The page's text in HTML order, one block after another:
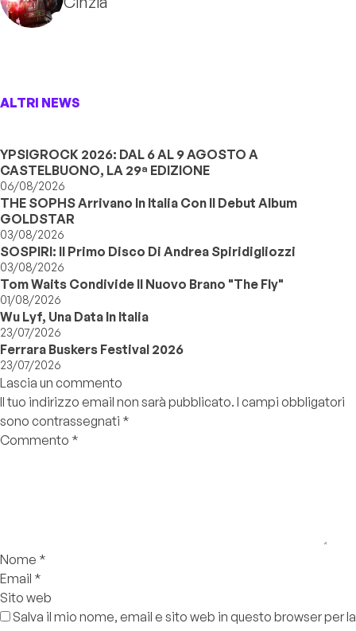
ALTRI NEWS
YPSIGROCK 2026: DAL 6 AL 9 AGOSTO A
CASTELBUONO, LA 29ª EDIZIONE
06/08/2026
THE SOPHS Arrivano In Italia Con Il Debut Album
GOLDSTAR
03/08/2026
SOSPIRI: Il Primo Disco Di Andrea Spiridigliozzi
03/08/2026
Tom Waits Condivide Il Nuovo Brano "The Fly"
01/08/2026
Wu Lyf, Una Data In Italia
23/07/2026
Ferrara Buskers Festival 2026
23/07/2026
Lascia un commento
Il tuo indirizzo email non sarà pubblicato. I campi obbligatori
sono contrassegnati *
Commento *
Nome *
Email *
Sito web
Salva il mio nome, email e sito web in questo browser per la